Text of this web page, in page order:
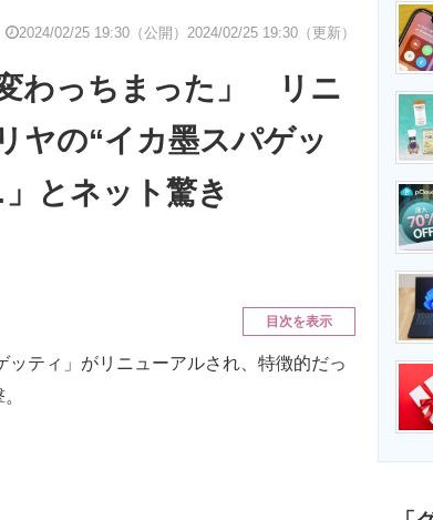
経営リーダーのコミュ
製造業のIT導入・活用
エネルギーの専門メ
2024/02/25 19:30（公開） 2024/02/25 19:30（更新）
わっちまった」 リニ
ヤの“イカ墨スパゲッ
とネット驚き
目次を表示
ティ」がリニューアルされ、特徴的だっ